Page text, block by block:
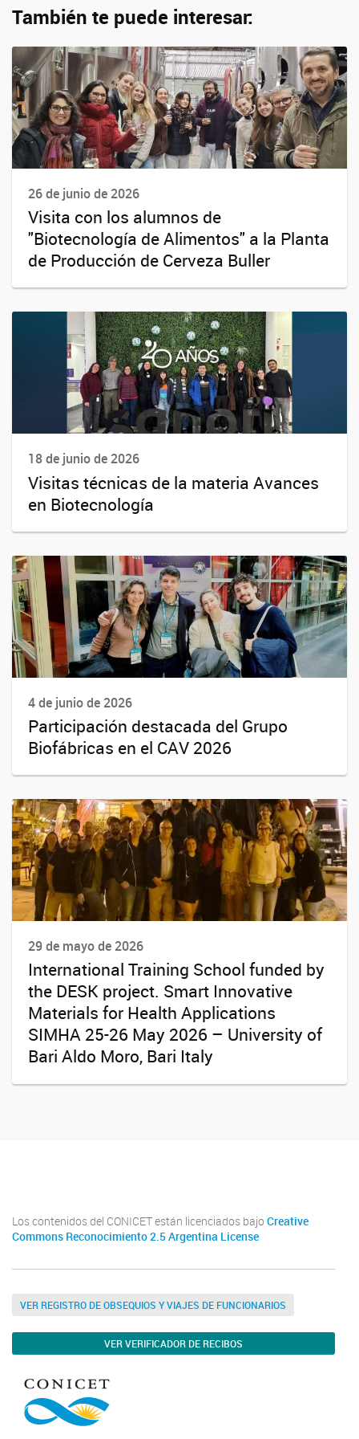
También te puede interesar:
26 de junio de 2026
Visita con los alumnos de
"Biotecnología de Alimentos" a la Planta
de Producción de Cerveza Buller
18 de junio de 2026
Visitas técnicas de la materia Avances
en Biotecnología
4 de junio de 2026
Participación destacada del Grupo
Biofábricas en el CAV 2026
29 de mayo de 2026
International Training School funded by
the DESK project. Smart Innovative
Materials for Health Applications
SIMHA 25-26 May 2026 – University of
Bari Aldo Moro, Bari Italy
Los contenidos del CONICET están licenciados bajo Creative
Commons Reconocimiento 2.5 Argentina License
VER REGISTRO DE OBSEQUIOS Y VIAJES DE FUNCIONARIOS
VER VERIFICADOR DE RECIBOS